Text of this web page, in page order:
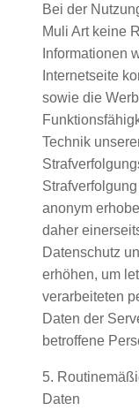
Bei der
Muli Art keine
Informationen
Internetseite
sowie die
Technik
anonym
daher
Datenschutz
erhöhen, um
verarbeiteten
Daten der
betroffene
5.
Daten